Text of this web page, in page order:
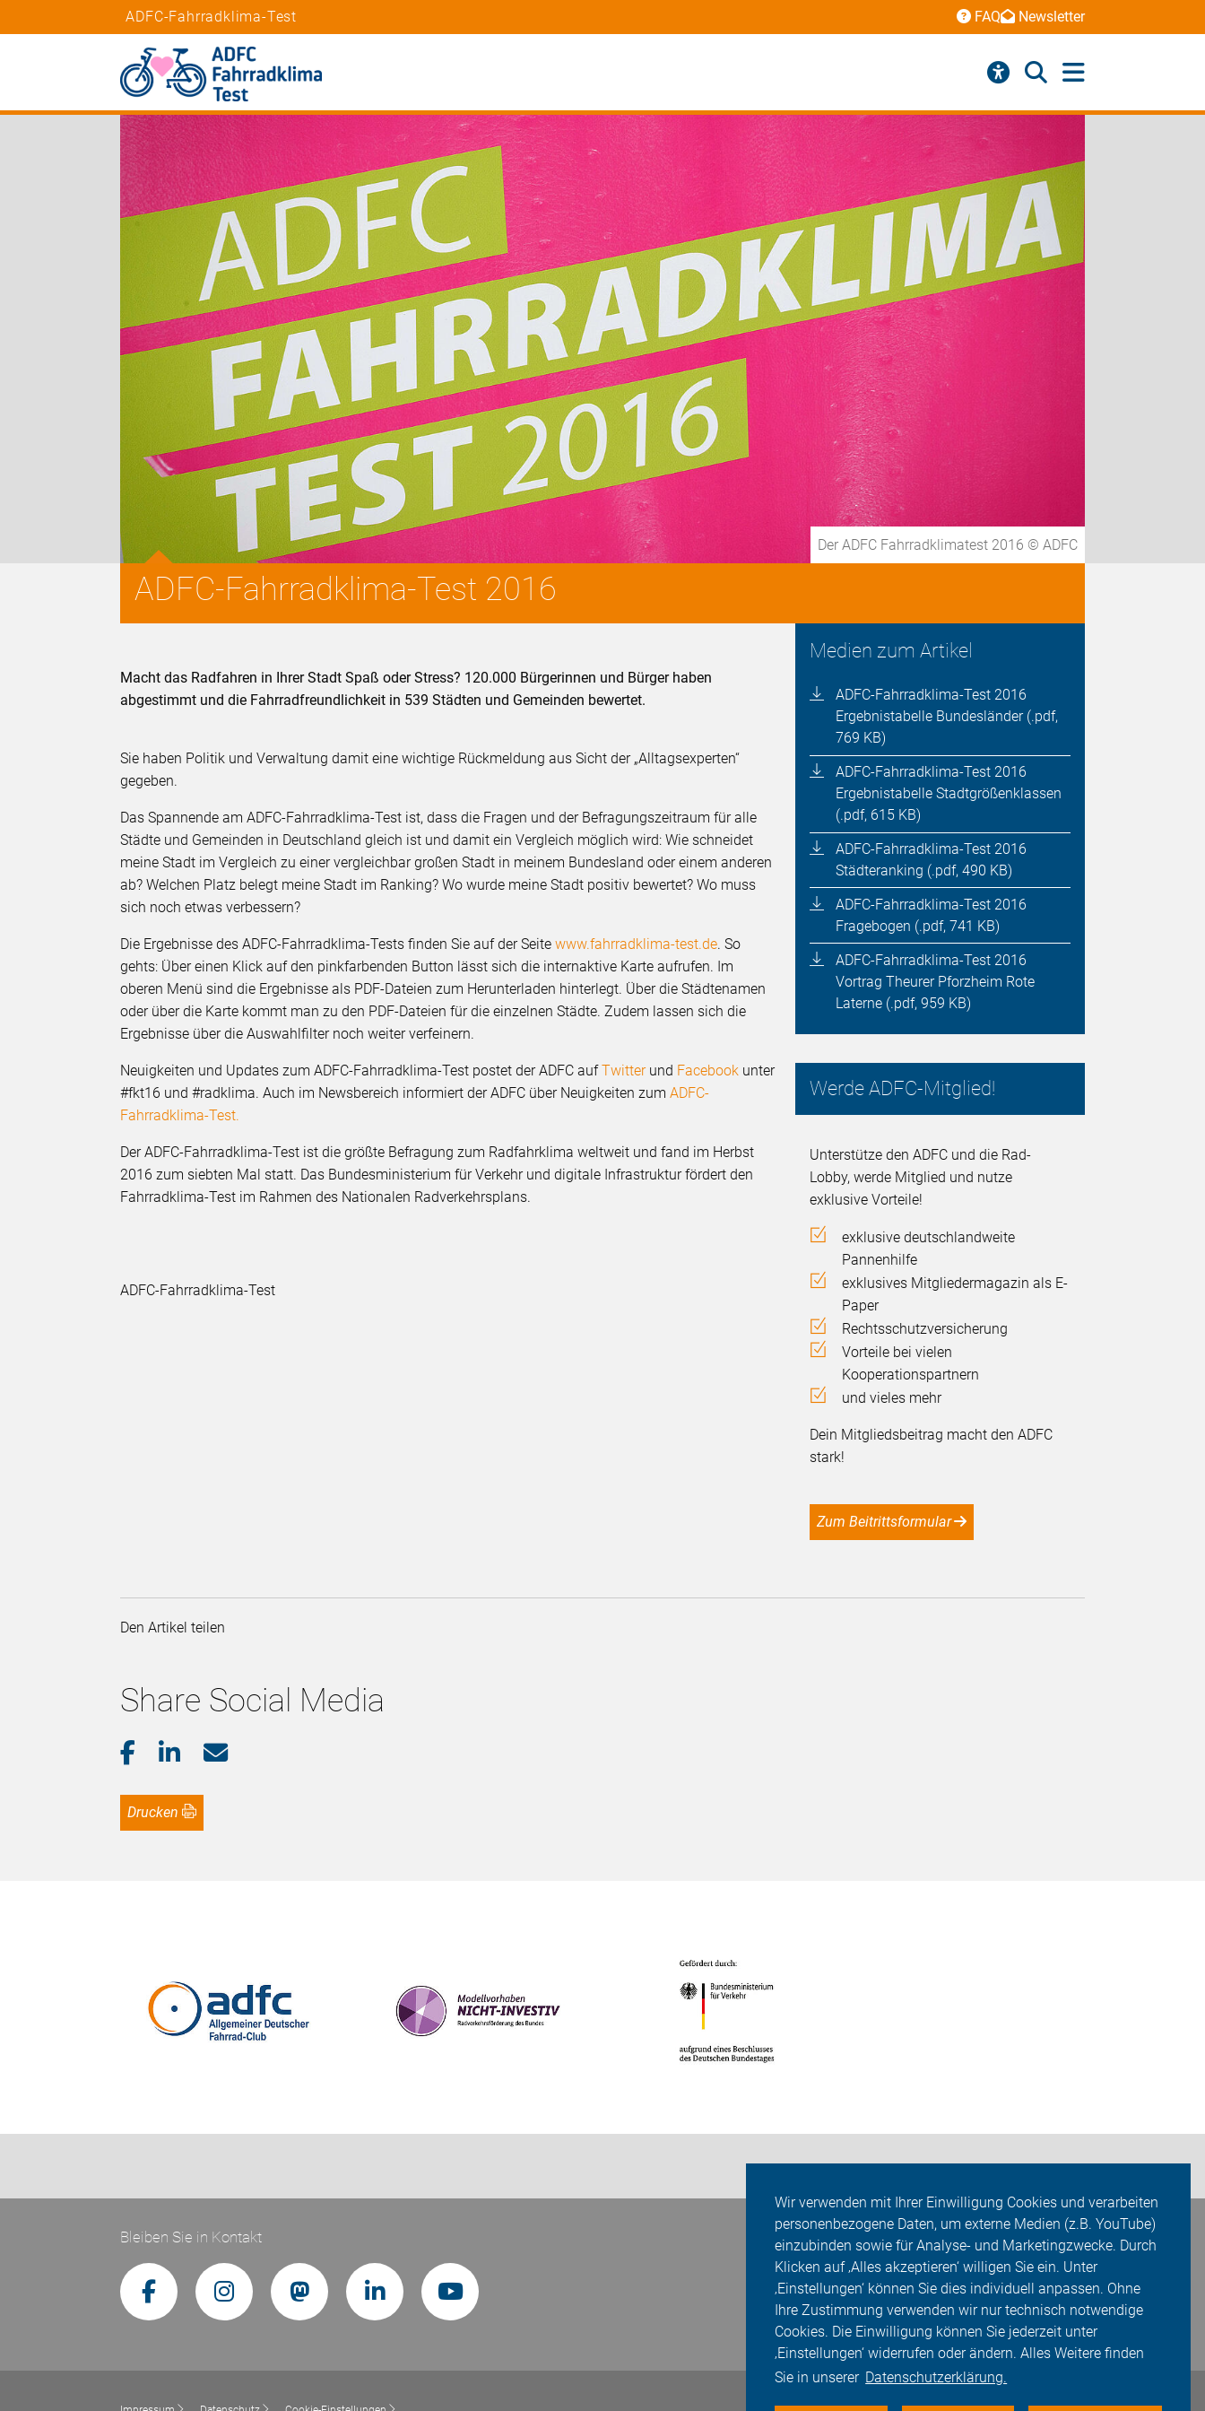
Wir verwenden mit Ihrer Einwilligung Cookies und verarbeiten
personenbezogene Daten, um externe Medien (z.B. YouTube)
einzubinden sowie für Analyse- und Marketingzwecke. Durch
Klicken auf ‚Alles akzeptieren‘ willigen Sie ein. Unter
‚Einstellungen‘ können Sie dies individuell anpassen. Ohne
Ihre Zustimmung verwenden wir nur technisch notwendige
Cookies. Die Einwilligung können Sie jederzeit unter
‚Einstellungen‘ widerrufen oder ändern. Alles Weitere finden
Sie in unserer Datenschutzerklärung.
ADFC-Fahrradklima-Test FAQ Newsletter
Der ADFC Fahrradklimatest 2016 © ADFC
ADFC-Fahrradklima-Test 2016
Medien zum Artikel
ADFC-Fahrradklima-Test 2016
Ergebnistabelle Bundesländer (.pdf,
769 KB)
ADFC-Fahrradklima-Test 2016
Ergebnistabelle Stadtgrößenklassen
(.pdf, 615 KB)
ADFC-Fahrradklima-Test 2016
Städteranking (.pdf, 490 KB)
ADFC-Fahrradklima-Test 2016
Fragebogen (.pdf, 741 KB)
ADFC-Fahrradklima-Test 2016
Vortrag Theurer Pforzheim Rote
Laterne (.pdf, 959 KB)
Werde ADFC-Mitglied!
Unterstütze den ADFC und die Rad-
Lobby, werde Mitglied und nutze
exklusive Vorteile!
exklusive deutschlandweite
Pannenhilfe
exklusives Mitgliedermagazin als E-
Paper
Rechtsschutzversicherung
Vorteile bei vielen
Kooperationspartnern
und vieles mehr
Dein Mitgliedsbeitrag macht den ADFC
stark!
Zum Beitrittsformular
Macht das Radfahren in Ihrer Stadt Spaß oder Stress? 120.000 Bürgerinnen und Bürger haben
abgestimmt und die Fahrradfreundlichkeit in 539 Städten und Gemeinden bewertet.
Sie haben Politik und Verwaltung damit eine wichtige Rückmeldung aus Sicht der „Alltagsexperten“
gegeben.
Das Spannende am ADFC-Fahrradklima-Test ist, dass die Fragen und der Befragungszeitraum für alle
Städte und Gemeinden in Deutschland gleich ist und damit ein Vergleich möglich wird: Wie schneidet
meine Stadt im Vergleich zu einer vergleichbar großen Stadt in meinem Bundesland oder einem anderen
ab? Welchen Platz belegt meine Stadt im Ranking? Wo wurde meine Stadt positiv bewertet? Wo muss
sich noch etwas verbessern?
Die Ergebnisse des ADFC-Fahrradklima-Tests finden Sie auf der Seitewww.fahrradklima-test.de. So
gehts: Über einen Klick auf den pinkfarbenden Button lässt sich die internaktive Karte aufrufen. Im
oberen Menü sind die Ergebnisse als PDF-Dateien zum Herunterladen hinterlegt. Über die Städtenamen
oder über die Karte kommt man zu den PDF-Dateien für die einzelnen Städte. Zudem lassen sich die
Ergebnisse über die Auswahlfilter noch weiter verfeinern.
Neuigkeiten und Updates zum ADFC-Fahrradklima-Test postet der ADFC aufTwitterund Facebook unter
#fkt16 und #radklima. Auch im Newsbereich informiert der ADFC über Neuigkeiten zumADFC-
Fahrradklima-Test.
Der ADFC-Fahrradklima-Test ist die größte Befragung zum Radfahrklima weltweit und fand im Herbst
2016 zum siebten Mal statt. Das Bundesministerium für Verkehr und digitale Infrastruktur fördert den
Fahrradklima-Test im Rahmen des Nationalen Radverkehrsplans.
ADFC-Fahrradklima-Test
Den Artikel teilen
Share Social Media
Drucken
Bleiben Sie in Kontakt